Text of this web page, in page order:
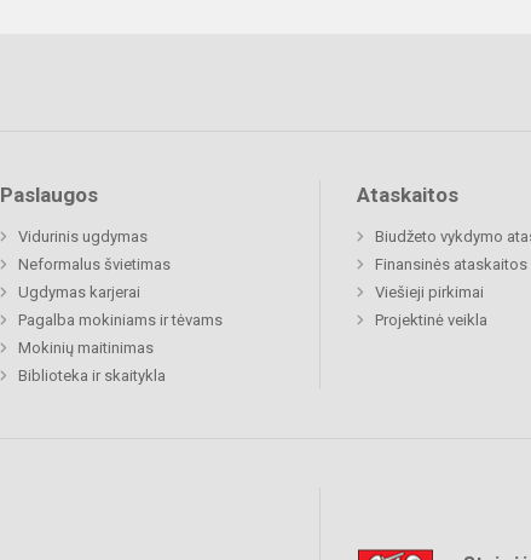
Paslaugos
Vidurinis ugdymas
Neformalus švietimas
Ugdymas karjerai
Pagalba mokiniams ir tėvams
Mokinių maitinimas
Biblioteka ir skaitykla
Ataskaitos
Biudžeto vykdymo
Finansinės ataskaitos
Viešieji pirkimai
Projektinė veikla